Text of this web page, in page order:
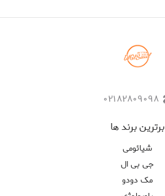
۰۲۱۸۲۸۰۹۰۹۸
برترین برند ها
شیائومی
جی بی ال
مک دودو